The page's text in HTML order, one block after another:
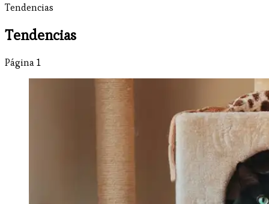
Tendencias
Tendencias
Página 1